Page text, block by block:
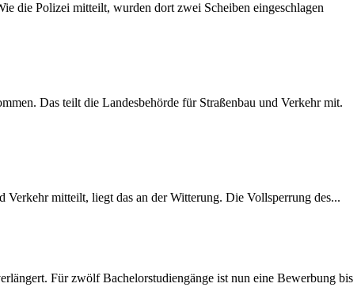
die Polizei mitteilt, wurden dort zwei Scheiben eingeschlagen
Das teilt die Landesbehörde für Straßenbau und Verkehr mit.
mitteilt, liegt das an der Witterung. Die Vollsperrung des...
Für zwölf Bachelorstudiengänge ist nun eine Bewerbung bis